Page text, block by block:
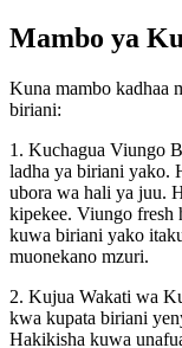
Mambo ya
Kuna mambo kadhaa
biriani:
1. Kuchagua Viungo
ladha ya biriani yako.
ubora wa hali ya juu.
kipekee. Viungo fresh
kuwa biriani yako
muonekano mzuri.
2. Kujua Wakati wa
kwa kupata biriani
Hakikisha kuwa